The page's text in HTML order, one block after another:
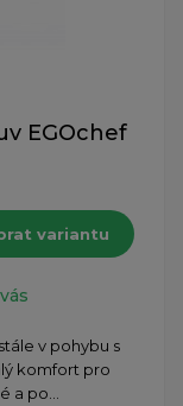
EGOchef
variantu
v pohybu s
komfort pro
po...